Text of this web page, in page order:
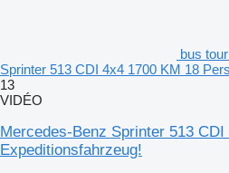
bus
Sprinter 513 CDI 4x4 1700 KM 18
13
VIDÉO
Mercedes-Benz Sprinter 513
Expeditionsfahrzeug!